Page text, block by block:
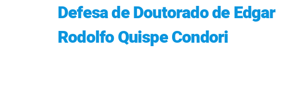
Defesa de Doutorado de Edgar
Rodolfo Quispe Condori